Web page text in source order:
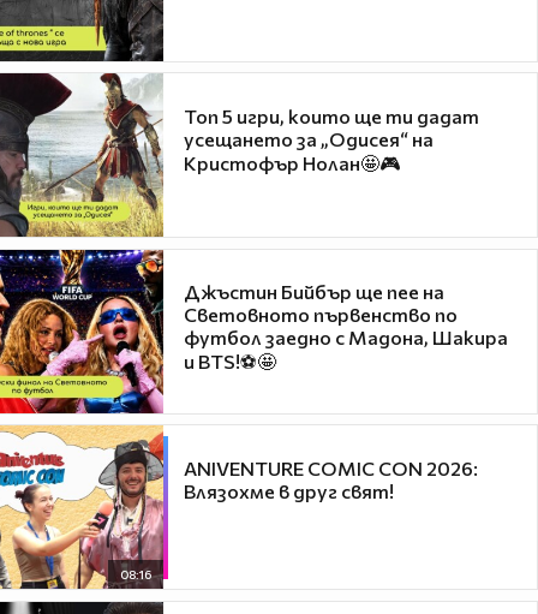
Топ 5 игри, които ще ти дадат
усещането за „Одисея“ на
Кристофър Нолан🤩🎮
Джъстин Бийбър ще пее на
Световното първенство по
футбол заедно с Мадона, Шакира
и BTS!⚽🤩
08:16
ANIVENTURE COMIC CON 2026:
Влязохме в друг свят!